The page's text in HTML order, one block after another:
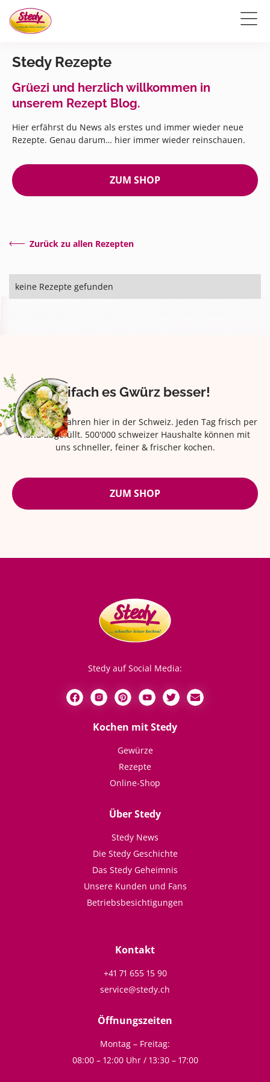
Stedy Rezepte
Grüezi und herzlich willkommen in
unserem Rezept Blog.
Hier erfährst du News als erstes und immer wieder neue
Rezepte. Genau darum… hier immer wieder reinschauen.
ZUM SHOP
Zurück zu allen Rezepten
keine Rezepte gefunden
Eifach es Gwürz besser!
Seit über 42 Jahren hier in der Schweiz. Jeden Tag frisch per
Hand abgefüllt. 500'000 schweizer Haushalte können mit
uns schneller, feiner & frischer kochen.
ZUM SHOP
Stedy auf Social Media:
Kochen mit Stedy
Gewürze
Rezepte
Online-Shop
Über Stedy
Stedy News
Die Stedy Geschichte
Das Stedy Geheimnis
Unsere Kunden und Fans
Betriebsbesichtigungen
Kontakt
+41 71 655 15 90
service@stedy.ch
Öffnungszeiten
Montag – Freitag:
08:00 – 12:00 Uhr / 13:30 – 17:00